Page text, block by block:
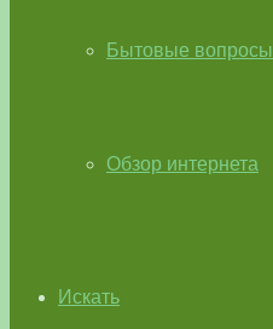
Бытовые вопросы
Обзор интернета
Искать